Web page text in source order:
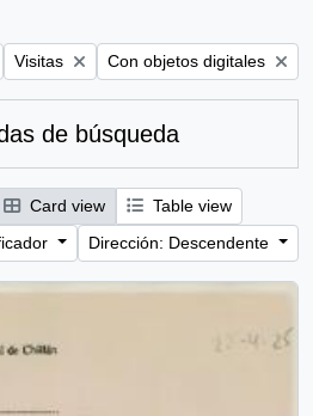
Remove filter:
Visitas Remove filter:
Con objetos digitales
de búsqueda
Card view
Table view
Dirección: Descendente